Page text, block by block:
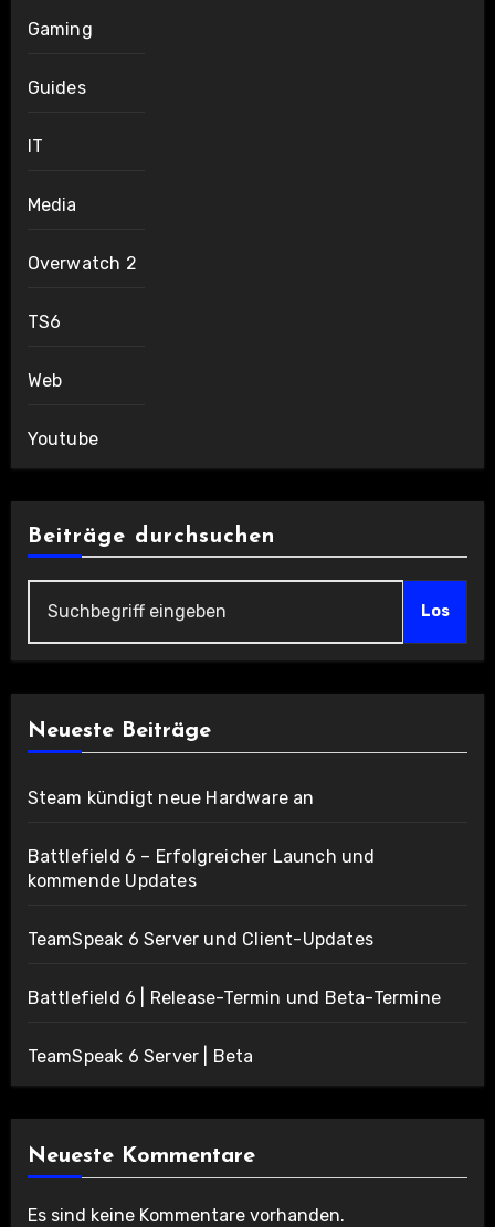
Gaming
Guides
IT
Media
Overwatch 2
TS6
Web
Youtube
Beiträge durchsuchen
Los
Neueste Beiträge
Steam kündigt neue Hardware an
Battlefield 6 – Erfolgreicher Launch und
kommende Updates
TeamSpeak 6 Server und Client-Updates
Battlefield 6 | Release-Termin und Beta-Termine
TeamSpeak 6 Server | Beta
Neueste Kommentare
Es sind keine Kommentare vorhanden.